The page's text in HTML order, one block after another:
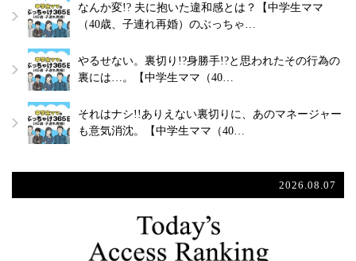
なんか変!? 夫に抱いた違和感とは？【中学生ママ
（40歳、子連れ再婚）のぶっちゃ…
やるせない。裏切り!?身勝手!?と思われたその行為の
裏には…。【中学生ママ（40…
それはナシ!!ありえない裏切りに、あのマネージャー
も意気消沈。【中学生ママ（40…
2026.08.07